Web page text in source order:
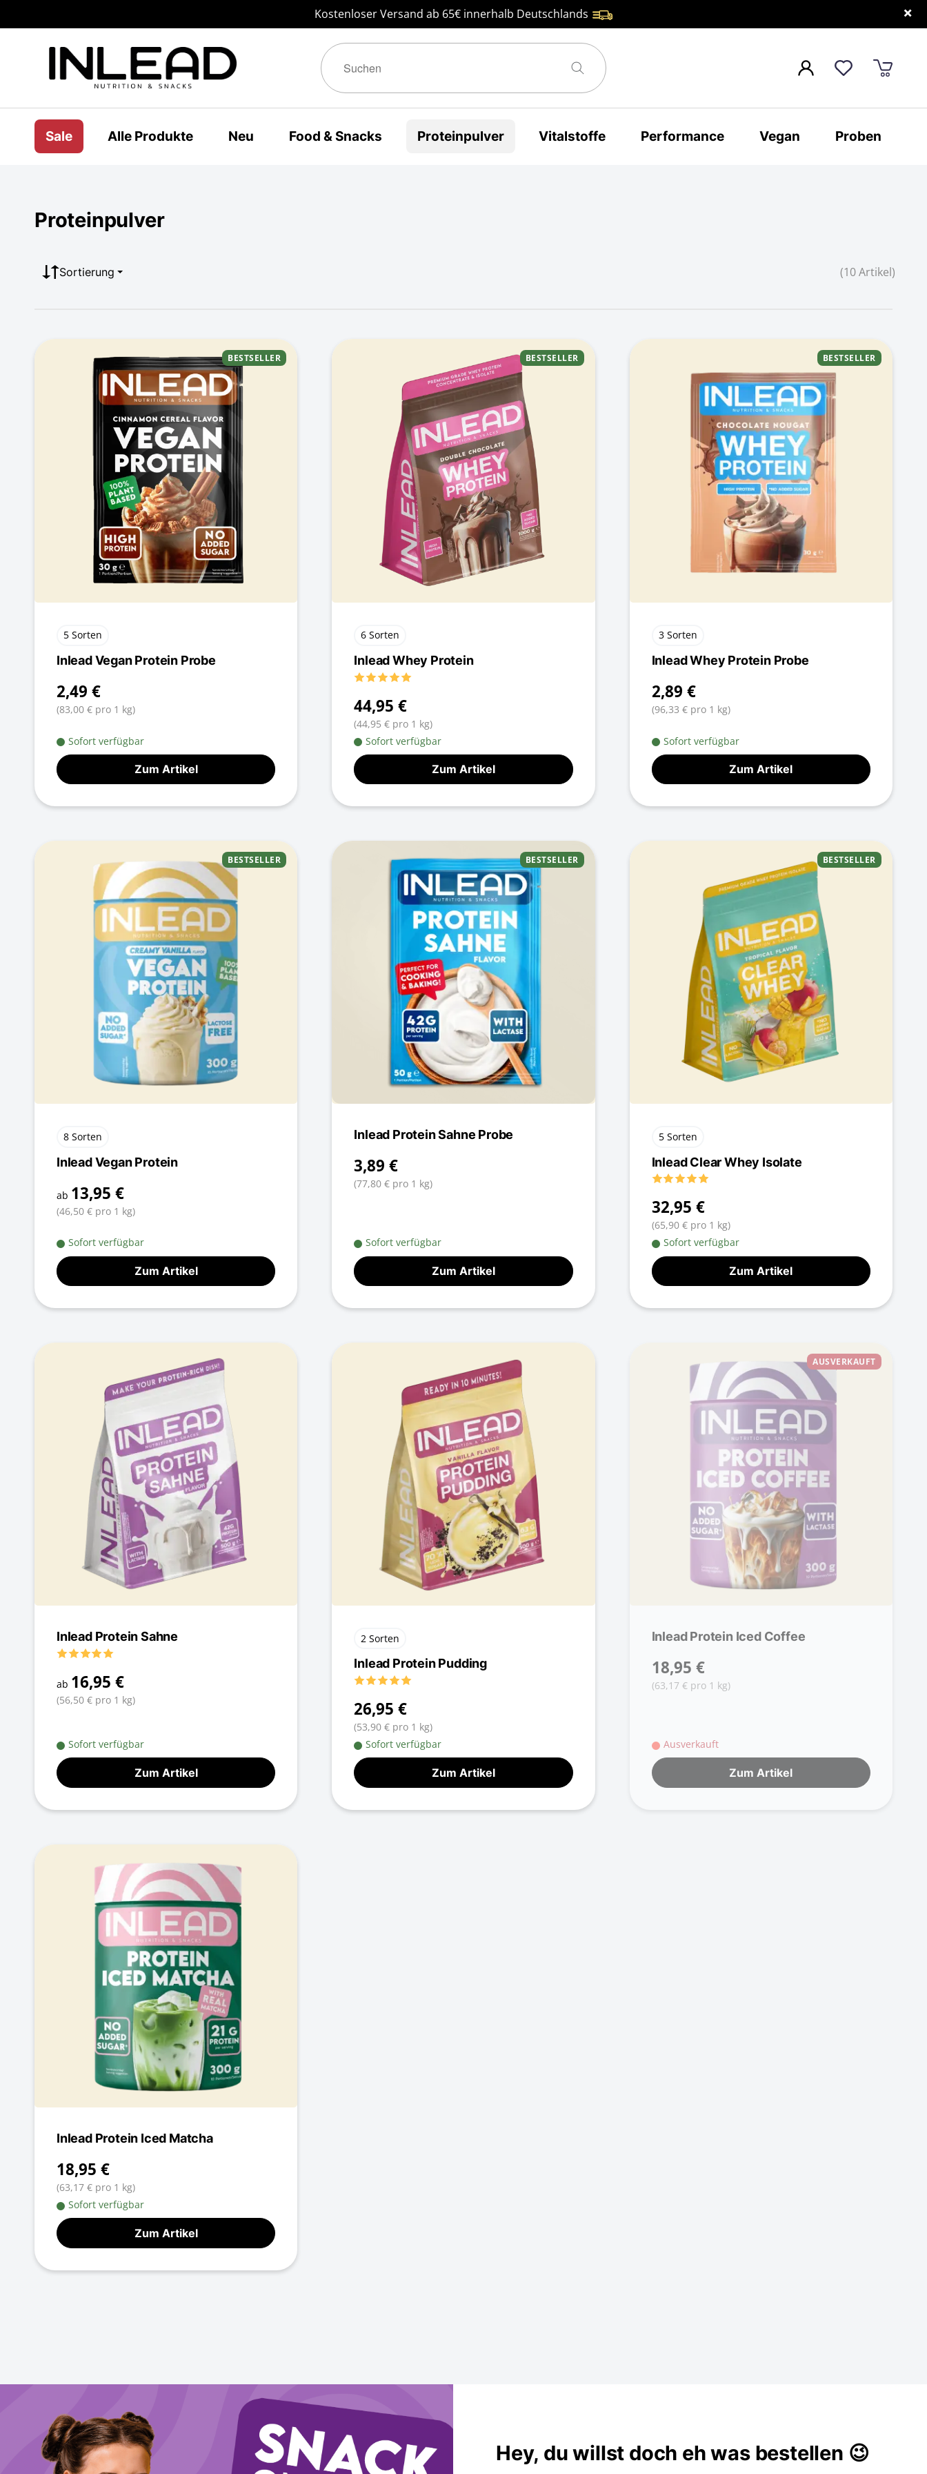
Kostenloser Versand ab 65€ innerhalb Deutschlands ×
Sale Alle Produkte Neu Food & Snacks Proteinpulver Vitalstoffe Performance Vegan Proben
Proteinpulver
Sortierung (10 Artikel)
BESTSELLER
5 Sorten
Inlead Vegan Protein Probe
2,49 €
(83,00 € pro 1 kg)
Sofort verfügbar
Zum Artikel
BESTSELLER
6 Sorten
Inlead Whey Protein
44,95 €
(44,95 € pro 1 kg)
Sofort verfügbar
Zum Artikel
BESTSELLER
3 Sorten
Inlead Whey Protein Probe
2,89 €
(96,33 € pro 1 kg)
Sofort verfügbar
Zum Artikel
BESTSELLER
8 Sorten
Inlead Vegan Protein
ab 13,95 €
(46,50 € pro 1 kg)
Sofort verfügbar
Zum Artikel
BESTSELLER
Inlead Protein Sahne Probe
3,89 €
(77,80 € pro 1 kg)
Sofort verfügbar
Zum Artikel
BESTSELLER
5 Sorten
Inlead Clear Whey Isolate
32,95 €
(65,90 € pro 1 kg)
Sofort verfügbar
Zum Artikel
Inlead Protein Sahne
ab 16,95 €
(56,50 € pro 1 kg)
Sofort verfügbar
Zum Artikel
2 Sorten
Inlead Protein Pudding
26,95 €
(53,90 € pro 1 kg)
Sofort verfügbar
Zum Artikel
AUSVERKAUFT
Inlead Protein Iced Coffee
18,95 €
(63,17 € pro 1 kg)
Ausverkauft
Zum Artikel
Inlead Protein Iced Matcha
18,95 €
(63,17 € pro 1 kg)
Sofort verfügbar
Zum Artikel
Hey, du willst doch eh was bestellen 😉